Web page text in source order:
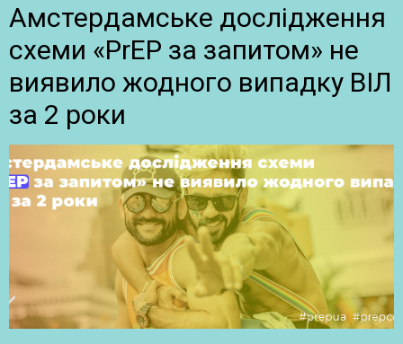
Амстердамське дослідження
схеми «PrEP за запитом» не
виявило жодного випадку ВІЛ
за 2 роки